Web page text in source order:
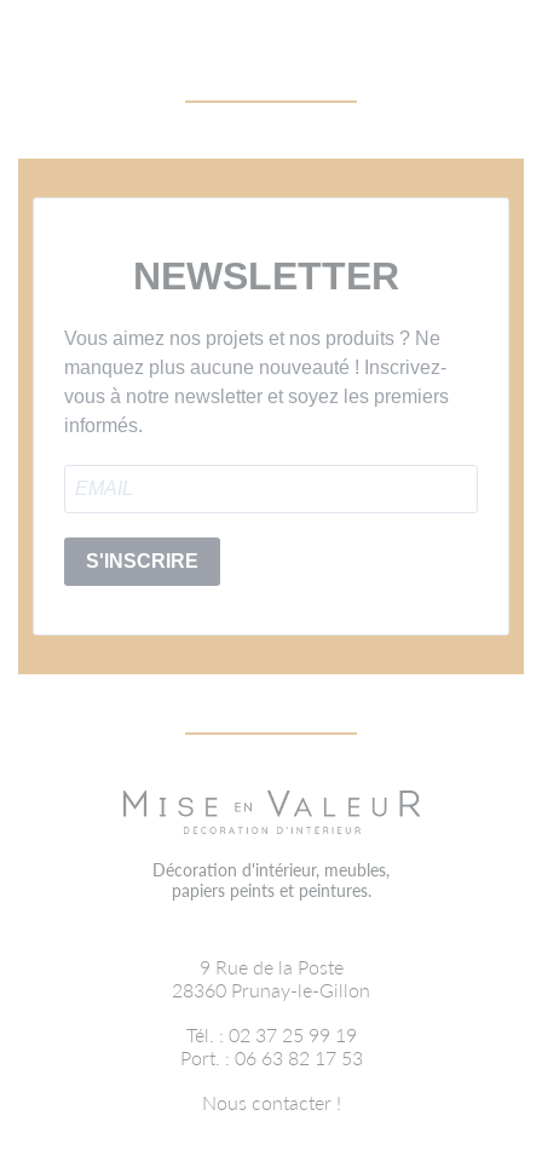
NEWSLETTER
Vous aimez nos projets et nos produits ? Ne
manquez plus aucune nouveauté ! Inscrivez-
vous à notre newsletter et soyez les premiers
informés.
S'INSCRIRE
Décoration d'intérieur, meubles,
papiers peints et peintures.
9 Rue de la Poste
28360 Prunay-le-Gillon
Tél. : 02 37 25 99 19
Port. : 06 63 82 17 53
Nous contacter !